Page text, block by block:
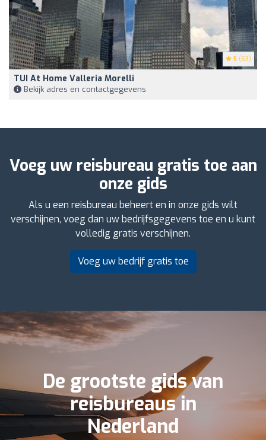
5 (63)
TUI At Home Valleria Morelli
Bekijk adres en contactgegevens
Voeg uw reisbureau gratis toe aan
onze gids
Als u een reisbureau beheert en in onze gids wilt
verschijnen, voeg dan uw bedrijfsgegevens toe en u kunt
volledig gratis verschijnen.
Voeg uw bedrijf gratis toe
De grootste gids van
reisbureaus in
Nederland